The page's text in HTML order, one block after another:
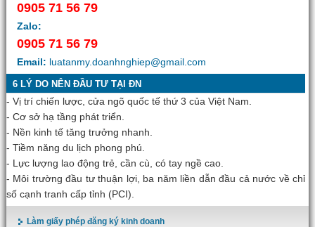
0905 71 56 79
Zalo:
0905 71 56 79
Email: luatanmy.doanhnghiep@gmail.com
6 LÝ DO NÊN ĐẦU TƯ TẠI ĐN
- Vị trí chiến lược, cửa ngõ quốc tế thứ 3 của Việt Nam.
- Cơ sở hạ tầng phát triển.
- Nền kinh tế tăng trưởng nhanh.
- Tiềm năng du lịch phong phú.
- Lực lượng lao động trẻ, cần cù, có tay ngề cao.
- Môi trường đầu tư thuận lợi, ba năm liền dẫn đầu cả nước về chỉ
số cạnh tranh cấp tỉnh (PCI).
Làm giấy phép đăng ký kinh doanh